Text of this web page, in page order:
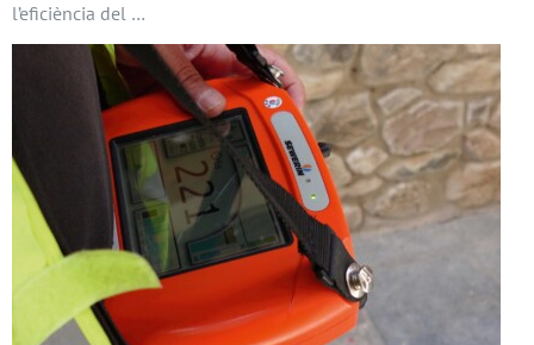
l’eficiència del …